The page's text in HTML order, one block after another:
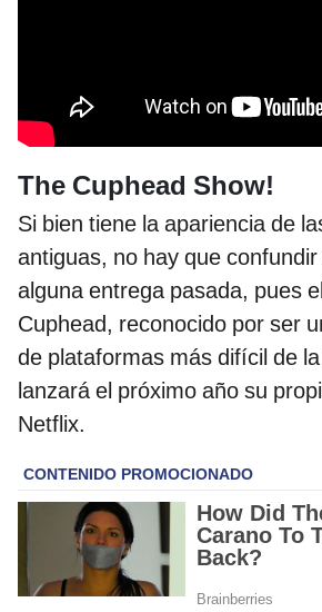
The Cuphead Show!
Si bien tiene la apariencia de
antiguas, no hay que
alguna entrega pasada, pues
Cuphead, reconocido por ser
de plataformas más difícil de
lanzará el próximo año su
Netflix.